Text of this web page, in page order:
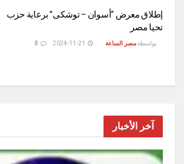
إطلاق معرض “أسوان – توشكى” برعاية حزب
تحيا مصر
بواسطة مصر الساعة
آخر الأخبار